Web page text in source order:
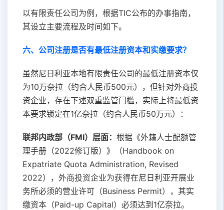
以有限责任公司为例，根据TIC公布的办事指南，
其设立主要流程及时间如下。
六、公司注册是否有最低注册资本和实缴要求？
虽然尼日利亚本地有限责任公司的最低注册资本仅
为10万奈拉（约合人民币500元），但针对外商投
资企业，存在下述双重监管门槛，实际上将最低资
本要求锁定在1亿奈拉（约合人民币50万元）：
联邦内政部（FMI）层面： 根据《外籍人士配额管
理手册（2022修订版）》（Handbook on
Expatriate Quota Administration, Revised
2022），外商投资企业为获得在尼日利亚开展业
务所必须的营业许可（Business Permit），其实
缴资本（Paid-up Capital）必须达到1亿奈拉。